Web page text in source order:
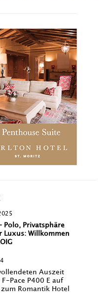
Polo, Privatsphäre
Luxus: Willkommen
Auszeit
F-Pace P400 E auf
Romantik Hotel